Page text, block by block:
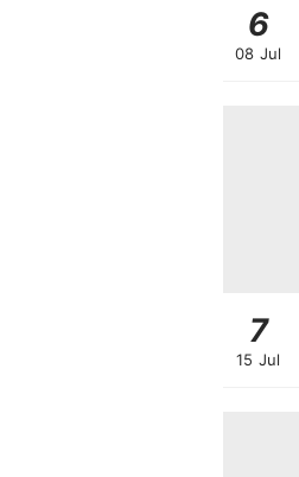
6
08 Jul
7
15 Jul